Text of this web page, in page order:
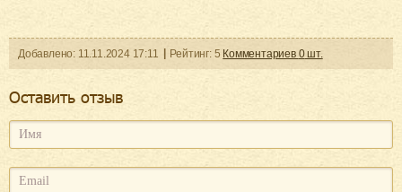
Добавленo: 11.11.2024 17:11 Рейтинг: 5 Комментариев 0шт.
Оcтавить отзыв